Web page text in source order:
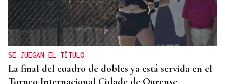
SE JUEGAN EL TÍTULO
La final del cuadro de dobles ya está servida en el